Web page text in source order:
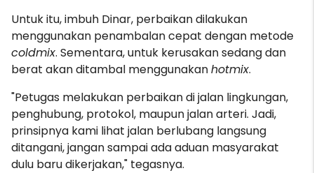
Untuk itu, imbuh Dinar, perbaikan dilakukan
menggunakan penambalan cepat dengan metode
coldmix. Sementara, untuk kerusakan sedang dan
berat akan ditambal menggunakanhotmix.
"Petugas melakukan perbaikan di jalan lingkungan,
penghubung, protokol, maupun jalan arteri. Jadi,
prinsipnya kami lihat jalan berlubang langsung
ditangani, jangan sampai ada aduan masyarakat
dulu baru dikerjakan," tegasnya.